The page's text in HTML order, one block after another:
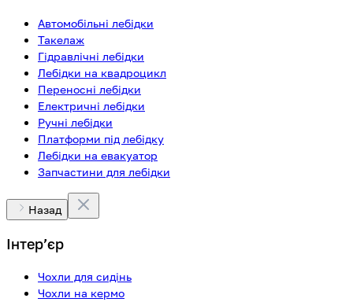
Автомобільні лебідки
Такелаж
Гідравлічні лебідки
Лебідки на квадроцикл
Переносні лебідки
Електричні лебідки
Ручні лебідки
Платформи під лебідку
Лебідки на евакуатор
Запчастини для лебідки
Назад
Інтерʼєр
Чохли для сидінь
Чохли на кермо